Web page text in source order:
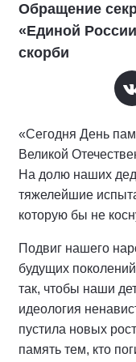
Обращение
«Единой
скорби
«Сегодня День
Великой
На долю наших
тяжелейшие
которую бы не
Подвиг нашего
будущих
так, чтобы наши
идеология
пустила новых
память тем, кто